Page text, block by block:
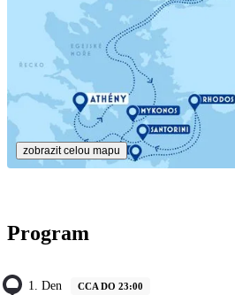
zobrazit celou mapu
Program
1. Den CCA DO 23:00